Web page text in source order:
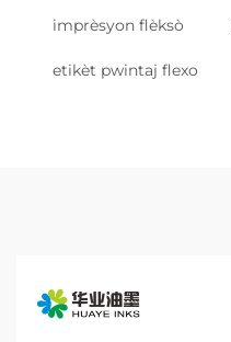
imprèsyon flèksò
etikèt pwintaj flexo